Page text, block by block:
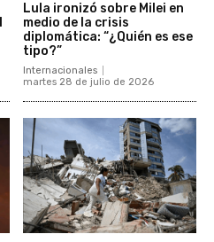
Lula ironizó sobre Milei en
medio de la crisis
diplomática: “¿Quién es ese
tipo?”
Internacionales
martes 28 de julio de 2026